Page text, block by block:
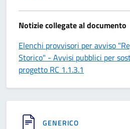
Notizie collegate al documento
Elenchi provvisori per avviso
Storico" - Avvisi pubblici per
progetto RC 1.1.3.1
GENERICO